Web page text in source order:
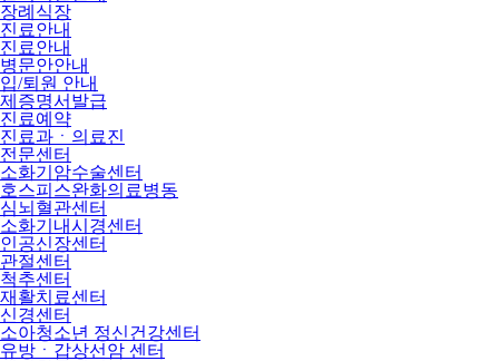
장례식장
진료안내
진료안내
병문안안내
입/퇴원 안내
제증명서발급
진료예약
진료과ㆍ의료진
전문센터
소화기암수술센터
호스피스완화의료병동
심뇌혈관센터
소화기내시경센터
인공신장센터
관절센터
척추센터
재활치료센터
신경센터
소아청소년 정신건강센터
유방ㆍ갑상선암 센터